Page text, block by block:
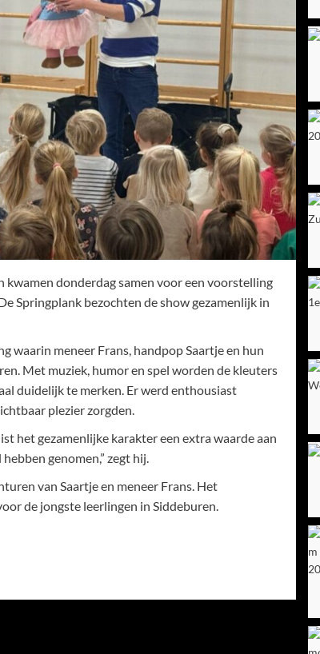
donderdag samen voor een voorstelling
Springplank bezochten de show gezamenlijk in
waarin meneer Frans, handpop Saartje en hun
Met muziek, humor en spel worden de kleuters
duidelijk te merken. Er werd enthousiast
plezier zorgden.
het gezamenlijke karakter een extra waarde aan
genomen,” zegt hij.
van Saartje en meneer Frans. Het
de jongste leerlingen in Siddeburen.